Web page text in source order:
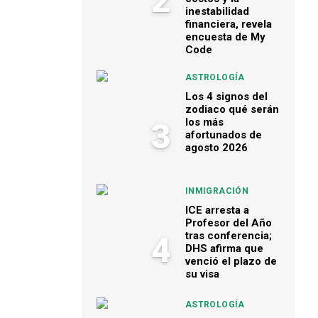
inestabilidad
financiera, revela
encuesta de My
Code
3
ASTROLOGÍA
Los 4 signos del
zodiaco qué serán
los más
afortunados de
agosto 2026
4
INMIGRACIÓN
ICE arresta a
Profesor del Año
tras conferencia;
DHS afirma que
venció el plazo de
su visa
ASTROLOGÍA